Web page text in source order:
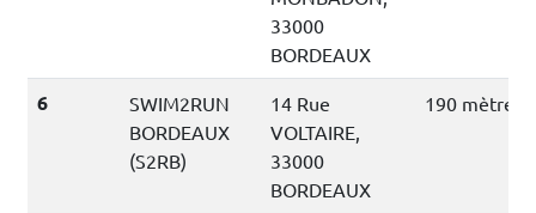
33000
BORDEAUX
6
SWIM2RUN
BORDEAUX
(S2RB)
14 Rue
VOLTAIRE,
33000
BORDEAUX
190 mètres